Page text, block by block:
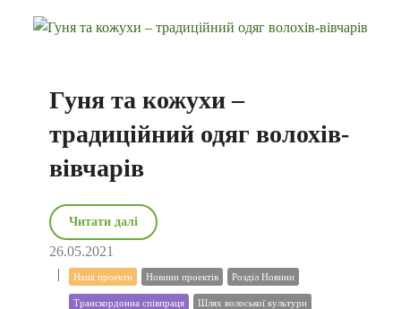
Гуня та кожухи –
традиційний одяг волохів-
вівчарів
Читати далі
26.05.2021
Наші проекти Новини проектів Розділ Новини
Транскордонна співпраця Шлях волоської культури